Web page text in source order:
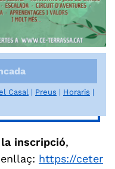
Casal Preus
Horaris
inscripció,
https://ceter